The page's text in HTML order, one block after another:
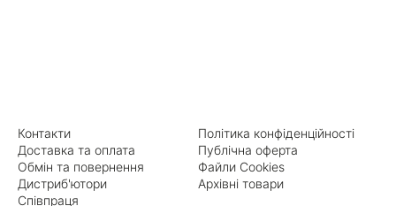
Контакти
Доставка та оплата
Обмін та повернення
Дистриб'ютори
Співпраця
Політика конфіденційності
Публічна оферта
Файли Cookies
Архівні товари